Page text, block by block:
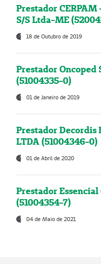
Prestador
S/S Ltda-ME
18 de Outubro de 2019
Prestador Oncoped
(51004335-0)
01 de Janeiro de 2019
Prestador Decordis
LTDA (51004346-0)
01 de Abril de 2020
Prestador
(51004354-7)
04 de Maio de 2021